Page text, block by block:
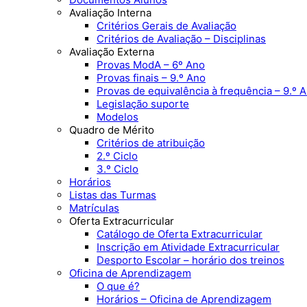
Avaliação Interna
Critérios Gerais de Avaliação
Critérios de Avaliação – Disciplinas
Avaliação Externa
Provas ModA – 6º Ano
Provas finais – 9.º Ano
Provas de equivalência à frequência – 9.º
Legislação suporte
Modelos
Quadro de Mérito
Critérios de atribuição
2.º Ciclo
3.º Ciclo
Horários
Listas das Turmas
Matrículas
Oferta Extracurricular
Catálogo de Oferta Extracurricular
Inscrição em Atividade Extracurricular
Desporto Escolar – horário dos treinos
Oficina de Aprendizagem
O que é?
Horários – Oficina de Aprendizagem